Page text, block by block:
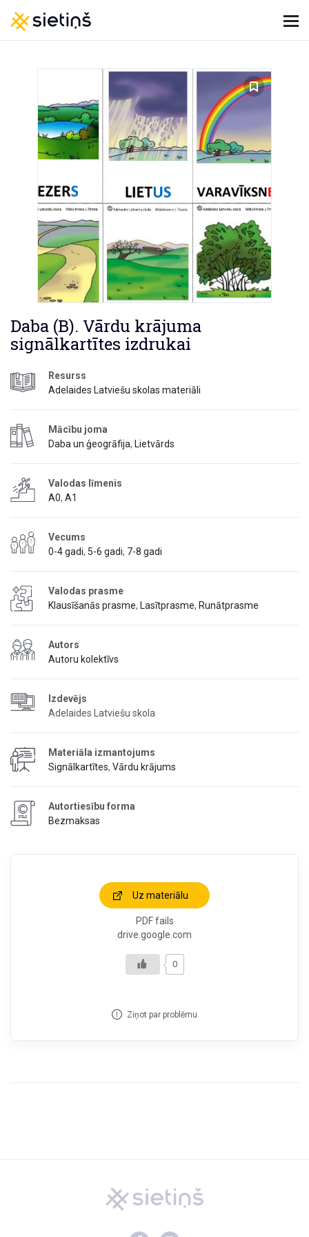
Daba (B). Vārdu krājuma
signālkartītes izdrukai
Resurss
Adelaides Latviešu skolas materiāli
Mācību joma
Daba un ģeogrāfija, Lietvārds
Valodas līmenis
A0, A1
Vecums
0-4 gadi, 5-6 gadi, 7-8 gadi
Valodas prasme
Klausīšanās prasme, Lasītprasme, Runātprasme
Autors
Autoru kolektīvs
Izdevējs
Adelaides Latviešu skola
Materiāla izmantojums
Signālkartītes, Vārdu krājums
Autortiesību forma
Bezmaksas
Uz materiālu
PDF fails
drive.google.com
0
Ziņot par problēmu